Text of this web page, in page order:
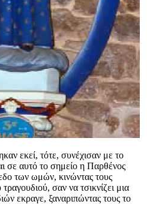
εκεί, τότε, συνέχισαν με το
σε αυτό το σημείο η Παρθένος
των ωμών, κινώντας τους
σαν να τσικνίζει μια
εκραγε, ξαναριπώντας τους το